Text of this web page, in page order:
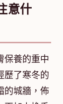
意什
保養的重中
歷了寒冬的
的城牆，佈